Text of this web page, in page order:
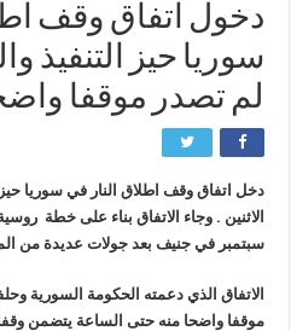
دخول اتفاق وقف
سوريا حيز التنفيذ
لم تصدر موقفا
دخل اتفاق وقف اطلاق النار في سوريا
سبتمبر في جنيف بعد جولات عديدة من
الاتفاق الذي دعمته الحكومة السورية
موقفا واضحا منه حتى الساعة يتضمن وقفا